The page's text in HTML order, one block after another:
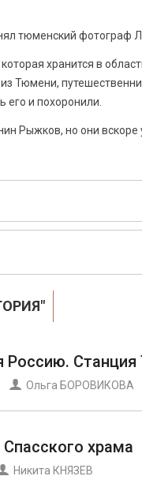
тюменский фотограф
хранится в
Тюмени,
его и похоронили.
Рыжков, но они вскоре
Россию.
Ольга БОРОВИКОВА
храма
Никита КНЯЗЕВ